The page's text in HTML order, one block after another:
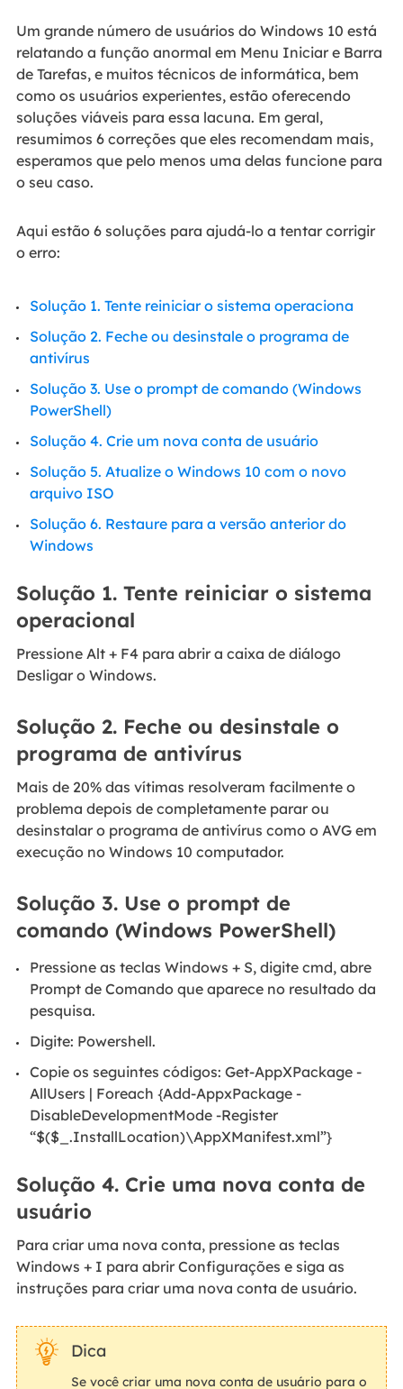
Um grande número de usuários do Windows 10 está
relatando a função anormal em Menu Iniciar e Barra
de Tarefas, e muitos técnicos de informática, bem
como os usuários experientes, estão oferecendo
soluções viáveis para essa lacuna. Em geral,
resumimos 6 correções que eles recomendam mais,
esperamos que pelo menos uma delas funcione para
o seu caso.
Aqui estão 6 soluções para ajudá-lo a tentar corrigir
o erro:
Solução 1. Tente reiniciar o sistema operaciona
Solução 2. Feche ou desinstale o programa de
antivírus
Solução 3. Use o prompt de comando (Windows
PowerShell)
Solução 4. Crie um nova conta de usuário
Solução 5. Atualize o Windows 10 com o novo
arquivo ISO
Solução 6. Restaure para a versão anterior do
Windows
Solução 1. Tente reiniciar o sistema
operacional
Pressione Alt + F4 para abrir a caixa de diálogo
Desligar o Windows.
Solução 2. Feche ou desinstale o
programa de antivírus
Mais de 20% das vítimas resolveram facilmente o
problema depois de completamente parar ou
desinstalar o programa de antivírus como o AVG em
execução no Windows 10 computador.
Solução 3. Use o prompt de
comando (Windows PowerShell)
Pressione as teclas Windows + S, digite cmd, abre
Prompt de Comando que aparece no resultado da
pesquisa.
Digite: Powershell.
Copie os seguintes códigos: Get-AppXPackage -
AllUsers | Foreach {Add-AppxPackage -
DisableDevelopmentMode -Register
“$($_.InstallLocation)\AppXManifest.xml”}
Solução 4. Crie uma nova conta de
usuário
Para criar uma nova conta, pressione as teclas
Windows + I para abrir Configurações e siga as
instruções para criar uma nova conta de usuário.
Dica
Se você criar uma nova conta de usuário para o